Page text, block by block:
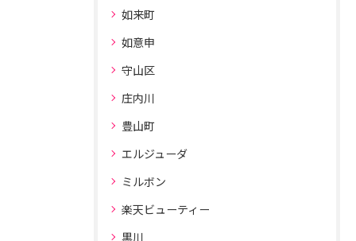
如来町
如意申
守山区
庄内川
豊山町
エルジューダ
ミルボン
楽天ビューティー
黒川